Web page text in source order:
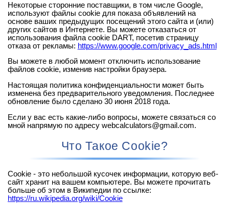
Некоторые сторонние поставщики, в том числе Google,
используют файлы cookie для показа объявлений на
основе ваших предыдущих посещений этого сайта и (или)
других сайтов в Интернете. Вы можете отказаться от
использования файла cookie DART, посетив страницу
отказа от рекламы: https://www.google.com/privacy_ads.html
Вы можете в любой момент отключить использование
файлов cookie, изменив настройки браузера.
Настоящая политика конфиденциальности может быть
изменена без предварительного уведомления. Последнее
обновление было сделано 30 июня 2018 года.
Если у вас есть какие-либо вопросы, можете связаться со
мной напрямую по адресу webcalculators@gmail.com.
Что Такое Cookie?
Cookie - это небольшой кусочек информации, которую веб-
сайт хранит на вашем компьютере. Вы можете прочитать
больше об этом в Википедии по ссылке:
https://ru.wikipedia.org/wiki/Cookie